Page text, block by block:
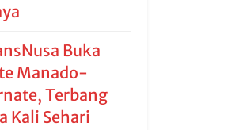
Buka
Manado-
Terbang
Kali Sehari